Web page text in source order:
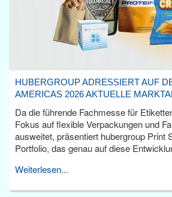
HUBERGROUP ADRESSIERT AUF
AMERICAS 2026 AKTUELLE
Da die führende Fachmesse für
Fokus auf flexible Verpackungen und
ausweitet, präsentiert hubergroup Print
Portfolio, das genau auf diese
Weiterlesen...